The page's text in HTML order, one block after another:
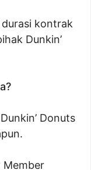
kontrak
Dunkin’
Donuts
Member